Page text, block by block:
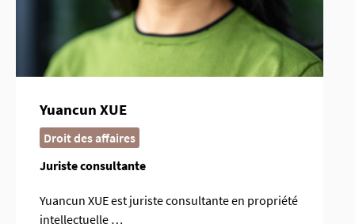
Yuancun XUE
Droit des affaires
Juriste consultante
Yuancun XUE est juriste consultante en propriété
intellectuelle …